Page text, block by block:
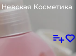
Невская Косметика